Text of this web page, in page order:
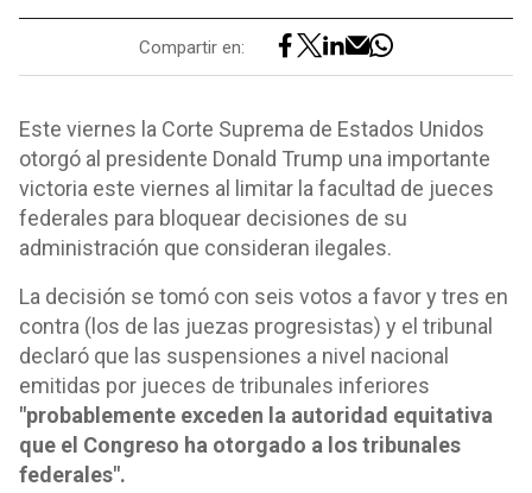
Compartir en:
Este viernes la Corte Suprema de Estados Unidos
otorgó al presidente Donald Trump una importante
victoria este viernes al limitar la facultad de jueces
federales para bloquear decisiones de su
administración que consideran ilegales.
La decisión se tomó con seis votos a favor y tres en
contra (los de las juezas progresistas) y el tribunal
declaró que las suspensiones a nivel nacional
emitidas por jueces de tribunales inferiores
"probablemente exceden la autoridad equitativa
que el Congreso ha otorgado a los tribunales
federales".